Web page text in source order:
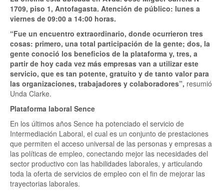
1709, piso 1, Antofagasta. Atención de público: lunes a
viernes de 09:00 a 14:00 horas.
“Fue un encuentro extraordinario, donde ocurrieron tres
cosas: primero, una total participación de la gente; dos, la
gente conoció los beneficios de la plataforma y, tres, a
partir de hoy cada vez más empresas van a utilizar este
servicio, que es tan potente, gratuito y de tanto valor para
las organizaciones, trabajadores y colaboradores”, resumió
Unda Clarke.
Plataforma laboral Sence
En los últimos años Sence ha potenciado el servicio de
Intermediación Laboral, el cual es un conjunto de prestaciones
que permiten el acceso universal de las personas y empresas a
las políticas de empleo, conectando mejor las necesidades del
sector productivo con las habilidades laborales, y articulando
toda la oferta de servicios de empleo con el fin de mejorar las
trayectorias laborales.